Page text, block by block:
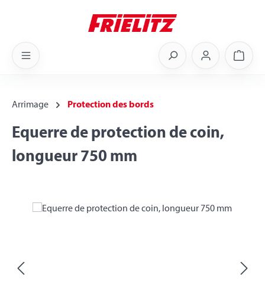
Arrimage Protection des bords
Equerre de protection de coin,
longueur 750 mm
Skip image gallery